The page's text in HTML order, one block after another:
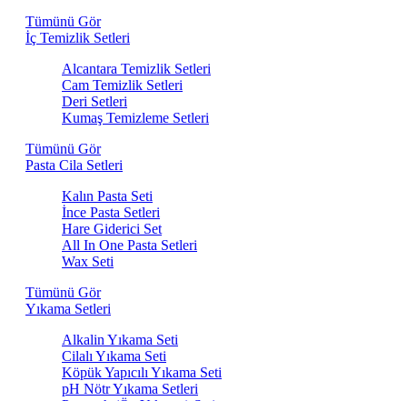
Tümünü Gör
İç Temizlik Setleri
Alcantara Temizlik Setleri
Cam Temizlik Setleri
Deri Setleri
Kumaş Temizleme Setleri
Tümünü Gör
Pasta Cila Setleri
Kalın Pasta Seti
İnce Pasta Setleri
Hare Giderici Set
All In One Pasta Setleri
Wax Seti
Tümünü Gör
Yıkama Setleri
Alkalin Yıkama Seti
Cilalı Yıkama Seti
Köpük Yapıcılı Yıkama Seti
pH Nötr Yıkama Setleri